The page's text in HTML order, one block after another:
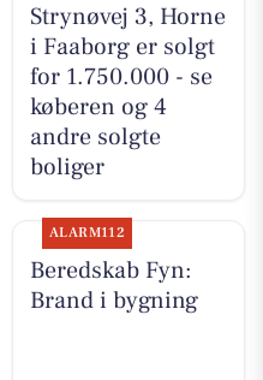
Strynøvej 3, Horne
i Faaborg er solgt
for 1.750.000 - se
køberen og 4
andre solgte
boliger
ALARM112
Beredskab Fyn:
Brand i bygning